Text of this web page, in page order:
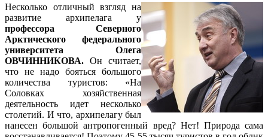
Несколько отличный взгляд на
развитие архипелага у
профессора Северного
Арктического федерального
университета Олега
ОВЧИННИКОВА. Он считает,
что не надо бояться большого
количества туристов: «На
Соловках хозяйственная
деятельность идет несколько
столетий. И что, архипелагу был
нанесен большой антропогенный вред? Нет! Природа сама